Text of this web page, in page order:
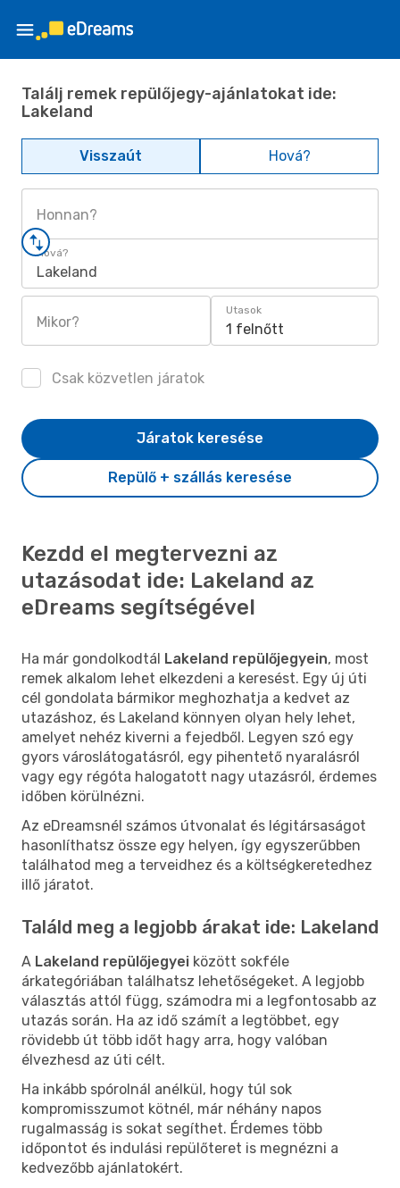
Találj remek repülőjegy-ajánlatokat ide:
Lakeland
Visszaút Hová?
Honnan?
Hová?
Lakeland
Mikor?
Utasok
1 felnőtt
Csak közvetlen járatok
Repülő + szállás keresése
Járatok keresése
Kezdd el megtervezni az
utazásodat ide: Lakeland az
eDreams segítségével
Ha már gondolkodtál Lakeland repülőjegyein, most
remek alkalom lehet elkezdeni a keresést. Egy új úti
cél gondolata bármikor meghozhatja a kedvet az
utazáshoz, és Lakeland könnyen olyan hely lehet,
amelyet nehéz kiverni a fejedből. Legyen szó egy
gyors városlátogatásról, egy pihentető nyaralásról
vagy egy régóta halogatott nagy utazásról, érdemes
időben körülnézni.
Az eDreamsnél számos útvonalat és légitársaságot
hasonlíthatsz össze egy helyen, így egyszerűbben
találhatod meg a terveidhez és a költségkeretedhez
illő járatot.
Találd meg a legjobb árakat ide: Lakeland
A Lakeland repülőjegyei között sokféle
árkategóriában találhatsz lehetőségeket. A legjobb
választás attól függ, számodra mi a legfontosabb az
utazás során. Ha az idő számít a legtöbbet, egy
rövidebb út több időt hagy arra, hogy valóban
élvezhesd az úti célt.
Ha inkább spórolnál anélkül, hogy túl sok
kompromisszumot kötnél, már néhány napos
rugalmasság is sokat segíthet. Érdemes több
időpontot és indulási repülőteret is megnézni a
kedvezőbb ajánlatokért.